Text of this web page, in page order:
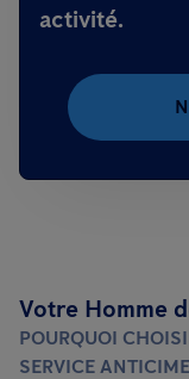
activité.
Votre Homme
POURQUOI
SERVICE